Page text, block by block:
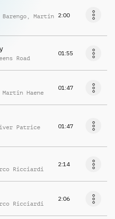
, Martin
2:00
Road
01:55
Martin Haene
01:47
Patrice
01:47
Ricciardi
2:14
Ricciardi
2:06